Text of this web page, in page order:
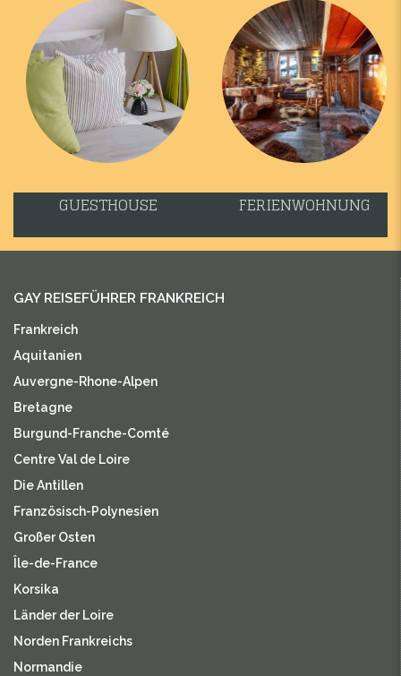
GUESTHOUSE FERIENWOHNUNG
GAY REISEFÜHRER FRANKREICH
Frankreich
Aquitanien
Auvergne-Rhone-Alpen
Bretagne
Burgund-Franche-Comté
Centre Val de Loire
Die Antillen
Französisch-Polynesien
Großer Osten
Île-de-France
Korsika
Länder der Loire
Norden Frankreichs
Normandie